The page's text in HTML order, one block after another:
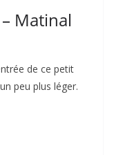
Matinal
de ce petit
peu plus léger.